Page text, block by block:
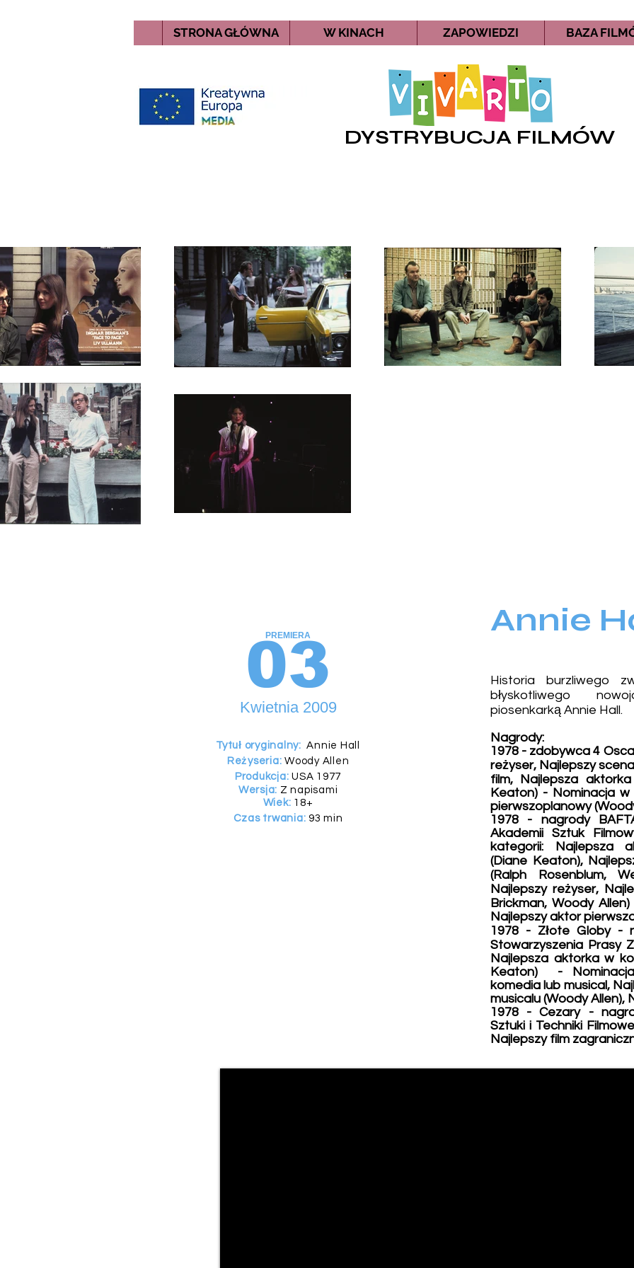
STRONA GŁÓWNA W KINACH ZAPOWIEDZI BAZA
DYSTRYBUCJA FILMÓW
03
Kwietnia 2009
PREMIERA
Tytuł oryginalny: Annie Hall
Reżyseria: Woody Allen
Produkcja: USA 1977
Wersja: Z napisami
Wiek: 18+
Czas trwania: 93 min
Annie
Historia burzliwego
błyskotliwego
piosenkarką Annie Hall.
Nagrody:
1978 - zdobywca 4
reżyser, Najlepszy
film, Najlepsza
Keaton) - Nominacja
pierwszoplanowy
1978 - nagrody
Akademii Sztuk
kategorii: Najlepsza
(Diane Keaton),
(Ralph Rosenblum,
Najlepszy reżyser,
Brickman, Woody
Najlepszy aktor
1978 - Złote Globy -
Stowarzyszenia Prasy
Najlepsza aktorka w
Keaton) -
komedia lub musical,
musicalu (Woody Allen),
1978 - Cezary -
Sztuki i Techniki
Najlepszy film